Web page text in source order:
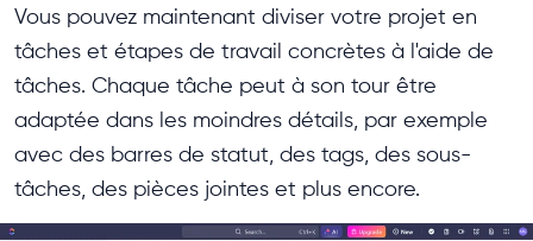
Vous pouvez maintenant diviser votre projet en
tâches et étapes de travail concrètes à l'aide de
tâches. Chaque tâche peut à son tour être
adaptée dans les moindres détails, par exemple
avec des barres de statut, des tags, des sous-
tâches, des pièces jointes et plus encore.